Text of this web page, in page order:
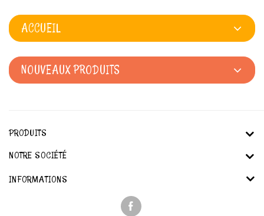
ACCUEIL
NOUVEAUX PRODUITS
PRODUITS
NOTRE SOCIÉTÉ
INFORMATIONS